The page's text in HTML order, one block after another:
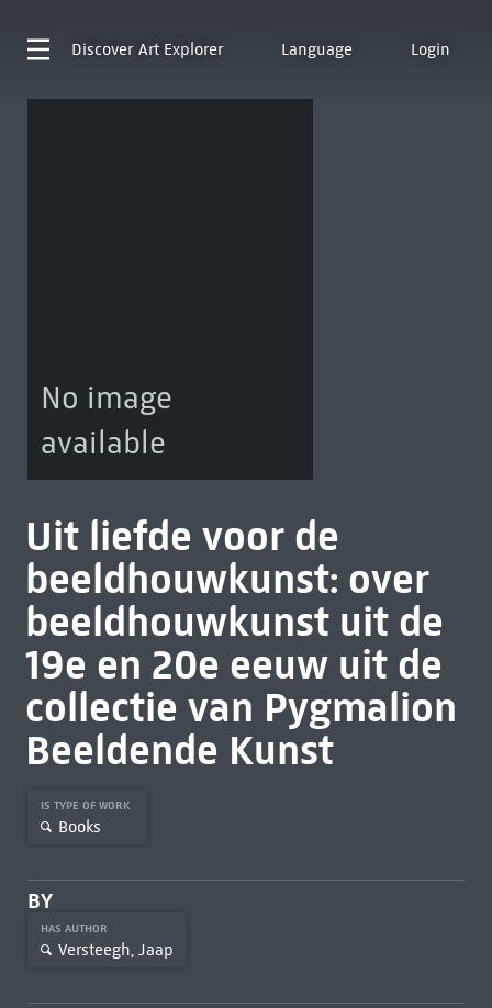
Discover Art Explorer Language Login
No image
available
Uit liefde voor de
beeldhouwkunst: over
beeldhouwkunst uit de
19e en 20e eeuw uit de
collectie van Pygmalion
Beeldende Kunst
IS TYPE OF WORK
Books
BY
HAS AUTHOR
Versteegh, Jaap